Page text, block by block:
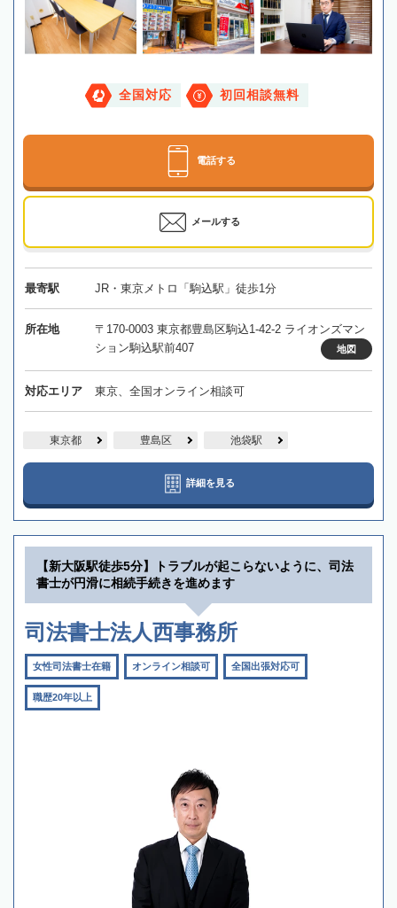
全国対応 初回相談無料
電話する
メールする
最寄駅 JR・東京メトロ「駒込駅」徒歩1分
所在地
〒170-0003 東京都豊島区駒込1-42-2 ライオンズマン
ション駒込駅前407
地図
対応エリア 東京、全国オンライン相談可
東京都 豊島区 池袋駅
詳細を見る
【新大阪駅徒歩5分】トラブルが起こらないように、司法
書士が円滑に相続手続きを進めます
司法書士法人西事務所
女性司法書士在籍 オンライン相談可 全国出張対応可
職歴20年以上